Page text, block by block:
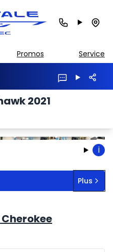
Promos Service
2021
i
Plus